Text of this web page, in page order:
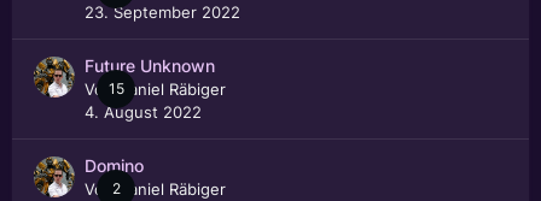
23. September 2022
15
Future Unknown
VonDaniel Räbiger
4. August 2022
2
Domino
VonDaniel Räbiger